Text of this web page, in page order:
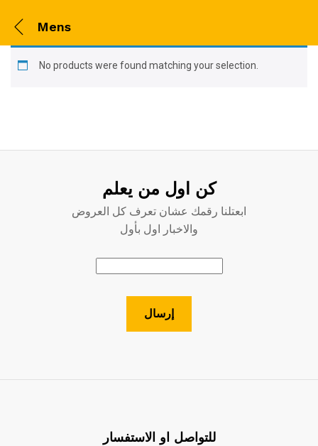
Mens
No products were found matching your selection.
كن اول من يعلم
ابعتلنا رقمك عشان تعرف كل العروض
والاخبار اول بأول
للتواصل او الاستفسار